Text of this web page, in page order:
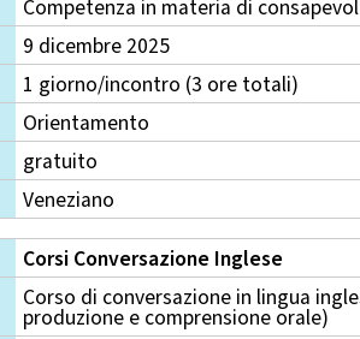
Competenza in materia di
9 dicembre 2025
1 giorno/incontro (3 ore totali)
Orientamento
gratuito
Veneziano
Corsi Conversazione Inglese
Corso di conversazione in lingua
produzione e comprensione orale)